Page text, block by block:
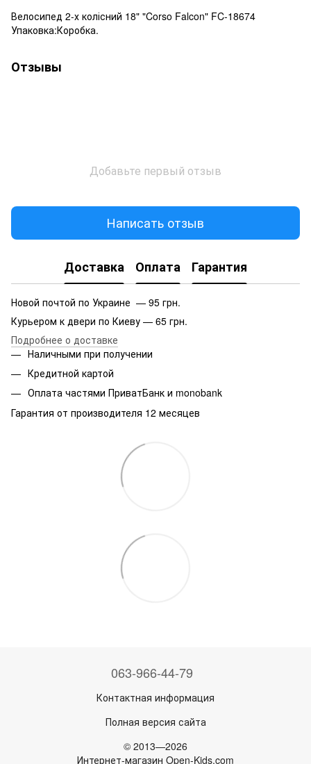
Велосипед 2-х колісний 18" "Corso Falcon" FC-18674
Упаковка:Коробка.
Отзывы
Добавьте первый отзыв
Написать отзыв
Доставка Оплата Гарантия
Новой почтой по Украине — 95 грн.
Курьером к двери по Киеву — 65 грн.
Подробнее о доставке
Наличными при получении
Кредитной картой
Оплата частями ПриватБанк и monobank
Гарантия от производителя 12 месяцев
063-966-44-79
Контактная информация
Полная версия сайта
© 2013—2026
Интернет-магазин Open-Kids.com